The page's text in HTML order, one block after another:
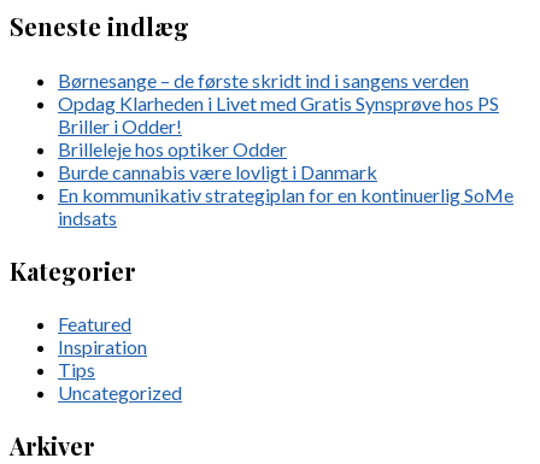
Seneste indlæg
Børnesange – de første skridt ind i sangens verden
Opdag Klarheden i Livet med Gratis Synsprøve hos PS
Briller i Odder!
Brilleleje hos optiker Odder
Burde cannabis være lovligt i Danmark
En kommunikativ strategiplan for en kontinuerlig SoMe
indsats
Kategorier
Featured
Inspiration
Tips
Uncategorized
Arkiver